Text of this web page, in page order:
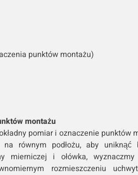
punktów montażu)
montażu
pomiar i oznaczenie punktów
równym podłożu, aby uniknąć
mierniczej i ołówka,
rozmieszczeniu